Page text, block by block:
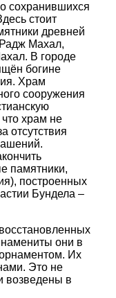
сохранившихся
стоит
древней
Махал,
В городе
богине
Храм
сооружения
храм не
отсутствия
памятники,
построенных
Бундела –
они в
Их
Это не
возведены в